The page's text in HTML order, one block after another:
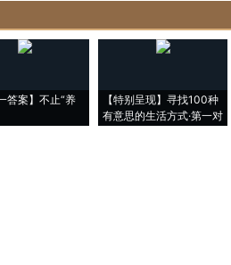
答案】不止“养
【特别呈现】寻找100种
有意思的生活方式·第一对